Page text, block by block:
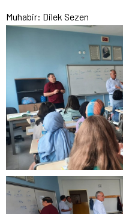
Muhabir: Dilek Sezen